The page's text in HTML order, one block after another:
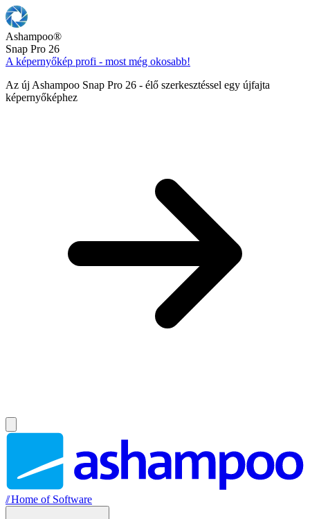
Ashampoo®
Snap Pro 26
A képernyőkép profi - most még okosabb!
Az új Ashampoo Snap Pro 26 - élő szerkesztéssel egy újfajta
képernyőképhez
//Home of Software